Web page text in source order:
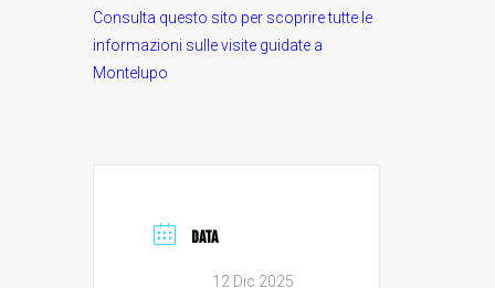
Consulta questo sito per scoprire tutte le
informazioni sulle visite guidate a
Montelupo
DATA
12 Dic 2025